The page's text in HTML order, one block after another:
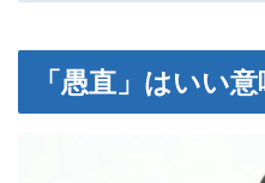
「愚直」はいい